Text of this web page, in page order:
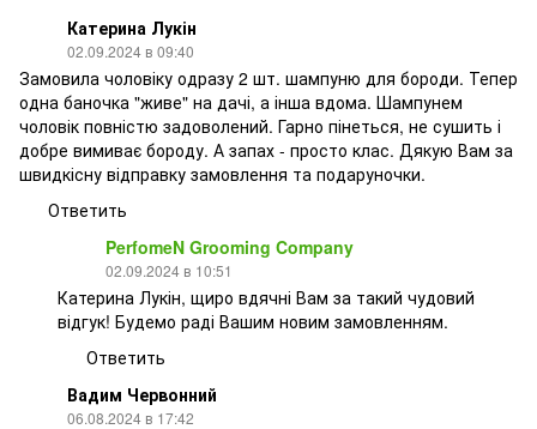
Катерина Лукін
02.09.2024 в 09:40
Замовила чоловіку одразу 2 шт. шампуню для бороди. Тепер
одна баночка "живе" на дачі, а інша вдома. Шампунем
чоловік повністю задоволений. Гарно пінеться, не сушить і
добре вимиває бороду. А запах - просто клас. Дякую Вам за
швидкісну відправку замовлення та подаруночки.
Ответить
PerfomeN Grooming Company
02.09.2024 в 10:51
Катерина Лукін, щиро вдячні Вам за такий чудовий
відгук! Будемо раді Вашим новим замовленням.
Ответить
Вадим Червонний
06.08.2024 в 17:42